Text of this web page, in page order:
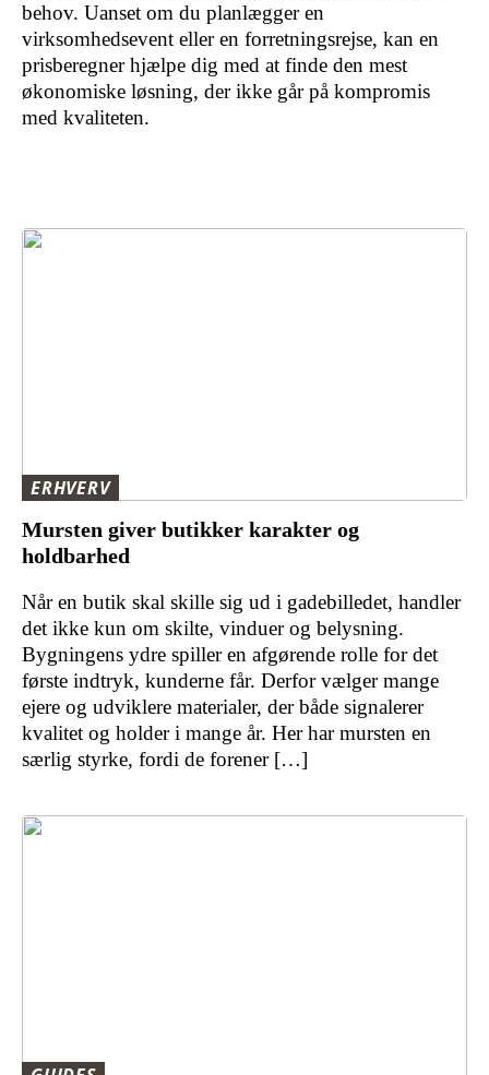
behov. Uanset om du planlægger en
virksomhedsevent eller en forretningsrejse, kan en
prisberegner hjælpe dig med at finde den mest
økonomiske løsning, der ikke går på kompromis
med kvaliteten.
ERHVERV
Mursten giver butikker karakter og
holdbarhed
Når en butik skal skille sig ud i gadebilledet, handler
det ikke kun om skilte, vinduer og belysning.
Bygningens ydre spiller en afgørende rolle for det
første indtryk, kunderne får. Derfor vælger mange
ejere og udviklere materialer, der både signalerer
kvalitet og holder i mange år. Her har mursten en
særlig styrke, fordi de forener […]